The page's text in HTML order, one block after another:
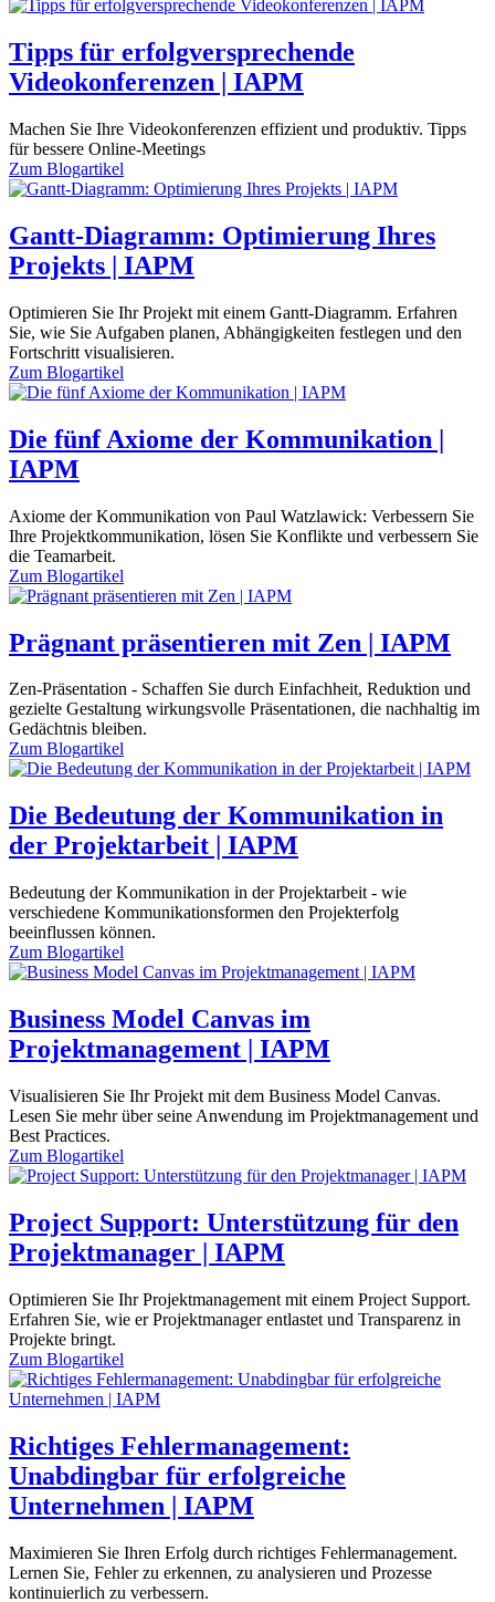
Tipps für erfolgversprechende
Videokonferenzen | IAPM
Machen Sie Ihre Videokonferenzen effizient und produktiv. Tipps
für bessere Online-Meetings
Zum Blogartikel
Gantt-Diagramm: Optimierung Ihres
Projekts | IAPM
Optimieren Sie Ihr Projekt mit einem Gantt-Diagramm. Erfahren
Sie, wie Sie Aufgaben planen, Abhängigkeiten festlegen und den
Fortschritt visualisieren.
Zum Blogartikel
Die fünf Axiome der Kommunikation |
IAPM
Axiome der Kommunikation von Paul Watzlawick: Verbessern Sie
Ihre Projektkommunikation, lösen Sie Konflikte und verbessern Sie
die Teamarbeit.
Zum Blogartikel
Prägnant präsentieren mit Zen | IAPM
Zen-Präsentation - Schaffen Sie durch Einfachheit, Reduktion und
gezielte Gestaltung wirkungsvolle Präsentationen, die nachhaltig im
Gedächtnis bleiben.
Zum Blogartikel
Die Bedeutung der Kommunikation in
der Projektarbeit | IAPM
Bedeutung der Kommunikation in der Projektarbeit - wie
verschiedene Kommunikationsformen den Projekterfolg
beeinflussen können.
Zum Blogartikel
Business Model Canvas im
Projektmanagement | IAPM
Visualisieren Sie Ihr Projekt mit dem Business Model Canvas.
Lesen Sie mehr über seine Anwendung im Projektmanagement und
Best Practices.
Zum Blogartikel
Project Support: Unterstützung für den
Projektmanager | IAPM
Optimieren Sie Ihr Projektmanagement mit einem Project Support.
Erfahren Sie, wie er Projektmanager entlastet und Transparenz in
Projekte bringt.
Zum Blogartikel
Richtiges Fehlermanagement:
Unabdingbar für erfolgreiche
Unternehmen | IAPM
Maximieren Sie Ihren Erfolg durch richtiges Fehlermanagement.
Lernen Sie, Fehler zu erkennen, zu analysieren und Prozesse
kontinuierlich zu verbessern.